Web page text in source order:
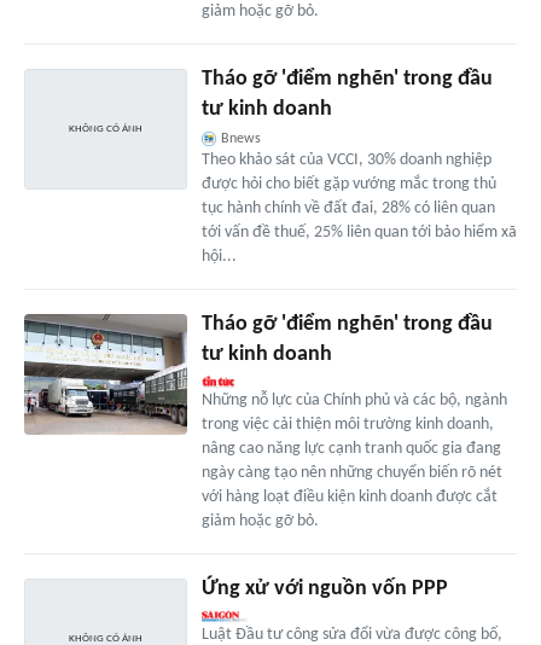
giảm hoặc gỡ bỏ.
Tháo gỡ 'điểm nghẽn' trong đầu
tư kinh doanh
Bnews
Theo khảo sát của VCCI, 30% doanh nghiệp
được hỏi cho biết gặp vướng mắc trong thủ
tục hành chính về đất đai, 28% có liên quan
tới vấn đề thuế, 25% liên quan tới bảo hiểm xã
hội...
Tháo gỡ 'điểm nghẽn' trong đầu
tư kinh doanh
Những nỗ lực của Chính phủ và các bộ, ngành
trong việc cải thiện môi trường kinh doanh,
nâng cao năng lực cạnh tranh quốc gia đang
ngày càng tạo nên những chuyển biến rõ nét
với hàng loạt điều kiện kinh doanh được cắt
giảm hoặc gỡ bỏ.
Ứng xử với nguồn vốn PPP
Luật Đầu tư công sửa đổi vừa được công bố,